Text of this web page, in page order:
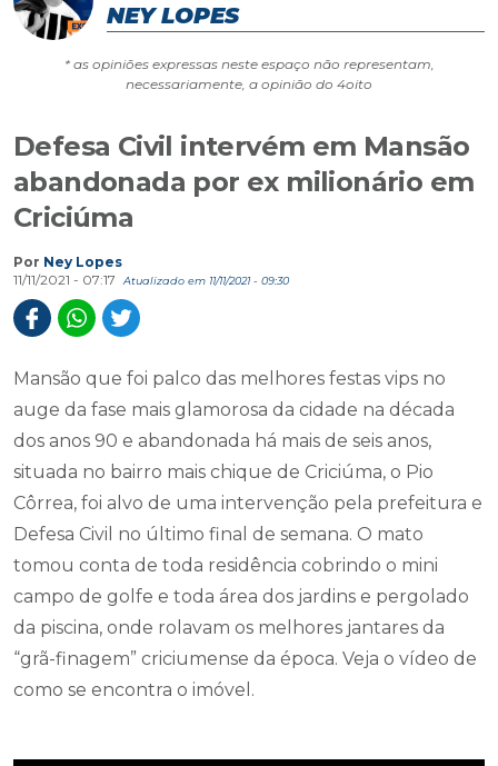
NEY LOPES
* as opiniões expressas neste espaço não representam,
necessariamente, a opinião do 4oito
Defesa Civil intervém em Mansão
abandonada por ex milionário em
Criciúma
Por Ney Lopes
11/11/2021 - 07:17
Atualizado em 11/11/2021 - 09:30
Mansão que foi palco das melhores festas vips no
auge da fase mais glamorosa da cidade na década
dos anos 90 e abandonada há mais de seis anos,
situada no bairro mais chique de Criciúma, o Pio
Côrrea, foi alvo de uma intervenção pela prefeitura e
Defesa Civil no último final de semana. O mato
tomou conta de toda residência cobrindo o mini
campo de golfe e toda área dos jardins e pergolado
da piscina, onde rolavam os melhores jantares da
“grã-finagem” criciumense da época. Veja o vídeo de
como se encontra o imóvel.